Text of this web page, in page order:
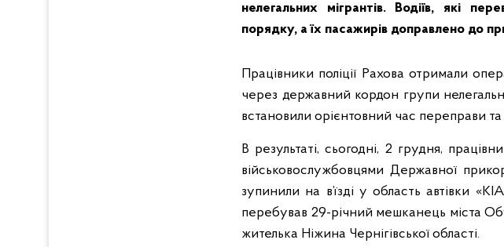
нелегальних мігрантів. Водіїв, які
порядку, а їх пасажирів доправлено до
Працівники поліції Рахова отримали
через державний кордон групи
встановили орієнтовний час переправи
В результаті, сьогодні, 2 грудня,
військовослужбовцями Державної
зупинили на в’їзді у область автівки
перебував 29-річний мешканець міста
жителька Ніжина Чернігівської області.